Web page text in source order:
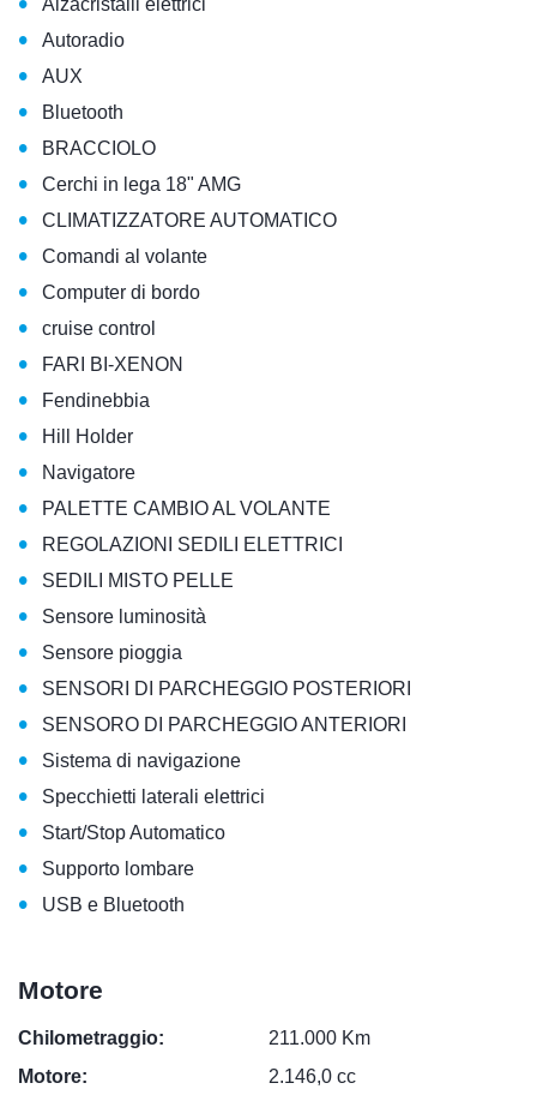
Alzacristalli elettrici
• Autoradio
• AUX
• Bluetooth
• BRACCIOLO
• Cerchi in lega 18" AMG
• CLIMATIZZATORE AUTOMATICO
• Comandi al volante
• Computer di bordo
• cruise control
• FARI BI-XENON
• Fendinebbia
• Hill Holder
• Navigatore
• PALETTE CAMBIO AL VOLANTE
• REGOLAZIONI SEDILI ELETTRICI
• SEDILI MISTO PELLE
• Sensore luminosità
• Sensore pioggia
• SENSORI DI PARCHEGGIO POSTERIORI
• SENSORO DI PARCHEGGIO ANTERIORI
• Sistema di navigazione
• Specchietti laterali elettrici
• Start/Stop Automatico
• Supporto lombare
• USB e Bluetooth
Motore
Chilometraggio:
211.000 Km
Motore:
2.146,0 cc